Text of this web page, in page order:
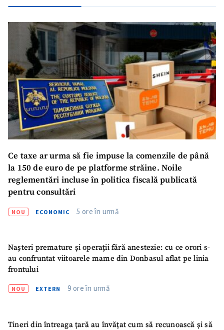
Ce taxe ar urma să fie impuse la comenzile de până
la 150 de euro de pe platforme străine. Noile
reglementări incluse în politica fiscală publicată
pentru consultări
NOU ECONOMIC 5 ore în urmă
Nașteri premature și operații fără anestezie: cu ce orori s-
au confruntat viitoarele mame din Donbasul aflat pe linia
frontului
NOU EXTERN 9 ore în urmă
Tineri din întreaga țară au învățat cum să recunoască și să
ȘTIREA MEA
Titlu știre
+ Adaugă titlu
Fotografie
+ Încarcă imagine
Link media+ Link media
Mesajul știrei
+ Mesajul știrei